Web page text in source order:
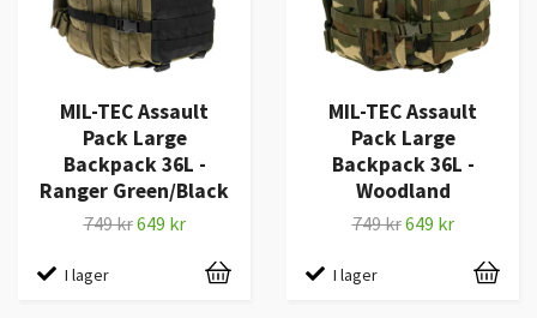
MIL-TEC Assault
Pack Large
Backpack 36L -
Ranger Green/Black
749 kr649 kr
I lager
MIL-TEC Assault
Pack Large
Backpack 36L -
Woodland
749 kr649 kr
I lager